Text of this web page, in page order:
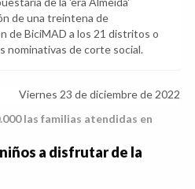
de una treintena de
de BiciMAD a los 21 distritos o
nominativas de corte social.
Viernes 23 de diciembre de 2022
las familias atendidas en
a disfrutar de la